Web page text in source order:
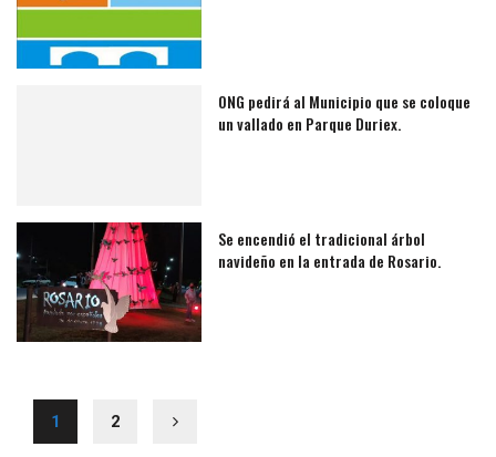
ONG pedirá al Municipio que se coloque
un vallado en Parque Duriex.
Se encendió el tradicional árbol
navideño en la entrada de Rosario.
1 2